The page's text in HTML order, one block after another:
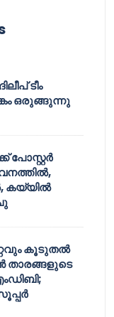
ടീം
ഒരുങ്ങുന്നു
പോസ്റ്റർ
കയ്യിൽ
കൂടുതൽ
താരങ്ങളുടെ